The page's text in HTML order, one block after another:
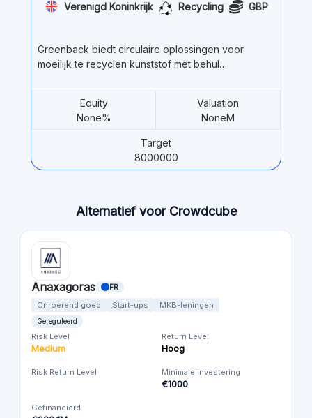
Verenigd Koninkrijk Recycling GBP
Greenback biedt circulaire oplossingen voor
moeilijk te recyclen kunststof met behul…
Equity
None%
Valuation
NoneM
Target
8000000
Alternatief voor Crowdcube
Anaxagoras FR
Onroerend goed Start-ups MKB-leningen
Gereguleerd
Risk Level
Medium
Return Level
Hoog
Risk Return Level Minimale investering
€1000
Gefinancierd